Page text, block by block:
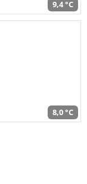
9,4 °C
8,0 °C